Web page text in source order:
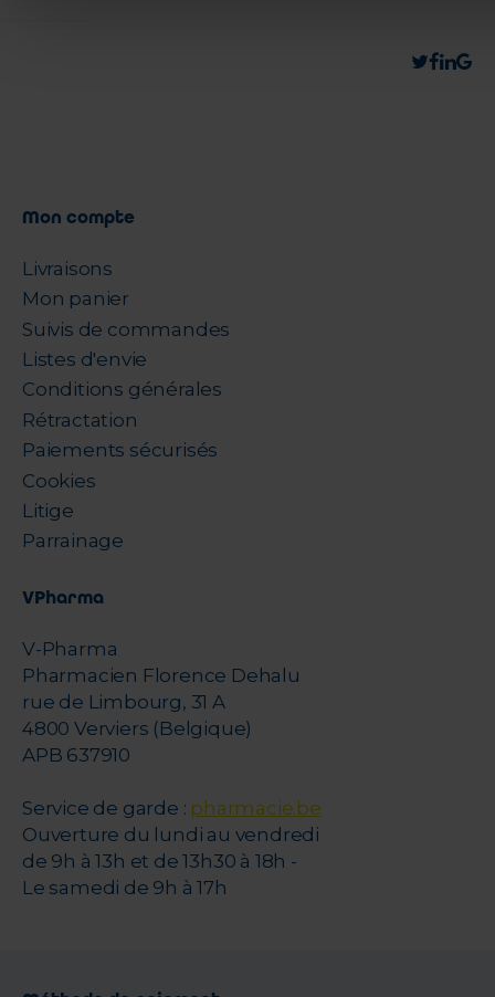
Mon compte
Livraisons
Mon panier
Suivis de commandes
Listes d'envie
Conditions générales
Rétractation
Paiements sécurisés
Cookies
Litige
Parrainage
VPharma
V-Pharma
Pharmacien Florence Dehalu
rue de Limbourg, 31 A
4800 Verviers (Belgique)
APB 637910
Service de garde : pharmacie.be
Ouverture du lundi au vendredi
de 9h à 13h et de 13h30 à 18h -
Le samedi de 9h à 17h